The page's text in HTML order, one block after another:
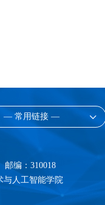
— 常用链接 —
编：310018
与人工智能学院